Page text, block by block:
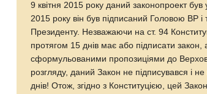
9 квітня 2015 року даний законопроект
2015 року він був підписаний Головою ВР
Президенту. Незважаючи на ст. 94
протягом 15 днів має або підписати
сформульованими пропозиціями до
розгляду, даний Закон не підписувався і
днів! Отож, згідно з Конституцією, цей